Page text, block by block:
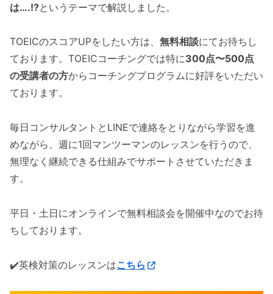
は….!?というテーマで解説しました。
TOEICのスコアUPをしたい方は、 無料相談にてお待ちし
ております。TOEICコーチングでは特に300点〜500点
の受講者の方からコーチングプログラムに好評をいただい
ております。
毎日コンサルタントとLINEで連絡をとりながら学習を進
めながら、週に1回マンツーマンのレッスンを行うので、
無理なく継続できる仕組みでサポートさせていただきま
す。
平日・土日にオンラインで無料相談会を開催中なのでお待
ちしております。
✔️英検対策のレッスンはこちら